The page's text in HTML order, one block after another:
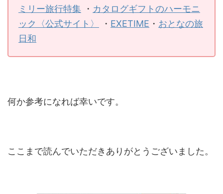
ミリー旅行特集 ・ カタログギフトのハーモニ
ック〈公式サイト〉
・ EXETIME ・ おとなの旅
日和
何か参考になれば幸いです。
ここまで読んでいただきありがとうございました。